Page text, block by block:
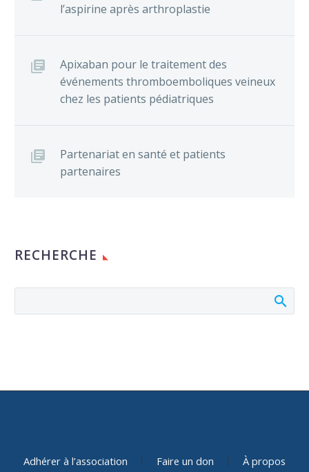
l’aspirine après arthroplastie
Apixaban pour le traitement des
événements thromboemboliques veineux
chez les patients pédiatriques
Partenariat en santé et patients
partenaires
RECHERCHE
Adhérer à l’association Faire un don
À propos